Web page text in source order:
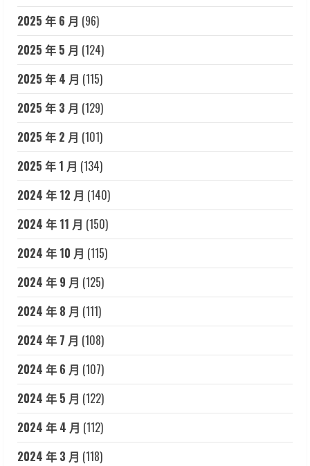
2025 年 6 月 (96)
2025 年 5 月 (124)
2025 年 4 月 (115)
2025 年 3 月 (129)
2025 年 2 月 (101)
2025 年 1 月 (134)
2024 年 12 月 (140)
2024 年 11 月 (150)
2024 年 10 月 (115)
2024 年 9 月 (125)
2024 年 8 月 (111)
2024 年 7 月 (108)
2024 年 6 月 (107)
2024 年 5 月 (122)
2024 年 4 月 (112)
2024 年 3 月 (118)